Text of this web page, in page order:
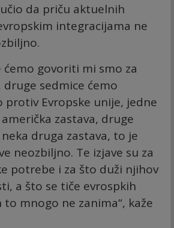
da priču aktuelnih
integracijama ne
ćemo govoriti mi smo za
druge sedmice ćemo
protiv Evropske unije, jedne
zastava, druge
druga zastava, to je
neozbiljno. Te izjave su za
potrebe i za što duži njihov
a što se tiče evrospkih
mnogo ne zanima“, kaže